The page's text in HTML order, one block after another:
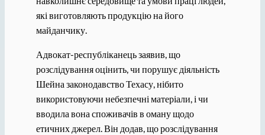
які виготовляють продукцію на його
майданчику.
Адвокат-республіканець заявив, що
розслідування оцінить, чи порушує діяльність
Шейна законодавство Техасу, нібито
використовуючи небезпечні матеріали, і чи
вводила вона споживачів в оману щодо
етичних джерел. Він додав, що розслідування